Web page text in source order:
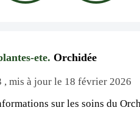
ete. Orchidée
, mis à jour le 18 février 2026